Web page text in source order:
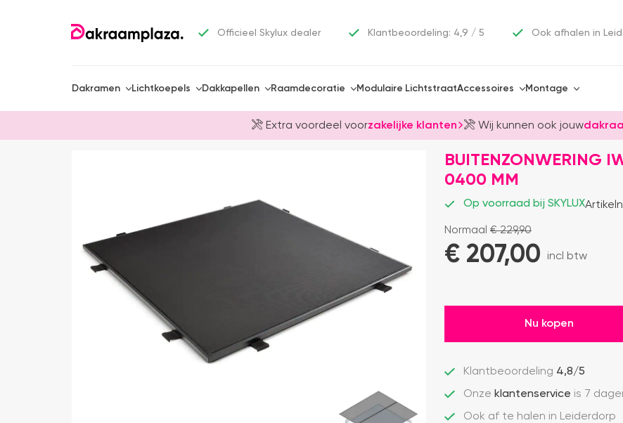
Officieel Skylux dealer Klantbeoordeling: 4,9 / 5 Ook afhalen in
Dakramen Lichtkoepels Dakkapellen Raamdecoratie Modulaire LichtstraatAccessoires Montage
Extra voordeel voorzakelijke klanten Wij kunnen ook jouw
BUITENZONWERING
0400 MM
Op voorraad bij SKYLUX
Normaal €229,90
€ 207,00 incl btw
Nu kopen
Klantbeoordeling 4,8/5
Onze klantenservice is 7
Ook af te halen in Leiderdorp